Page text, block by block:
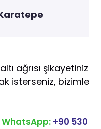
ağrısı şikayetiniz
isterseniz, bizimle
WhatsApp: +90 530